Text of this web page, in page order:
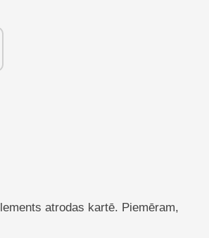
atrodas kartē. Piemēram,